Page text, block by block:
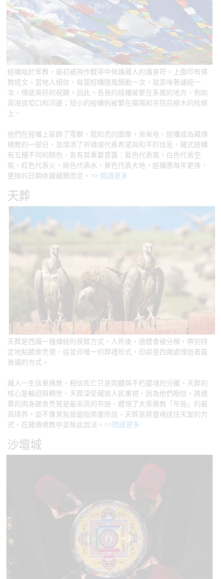
經幡始於苯教，最初被用作戰爭中保護藏人的護身符。上面印有佛
教經文。當地人相信，每當經幡隨風飄動一次，就意味著誦經一
次，傳遞美好的祝願。因此，長長的經幡被繫在多風的地方，例如
高海拔埡口和河邊；短小的經幡則被繫在廣場和寺院前樹木的枝條
上。
他們在經幡上裝飾了雪獅、龍和虎的圖像。漸漸地，經幡成為藏傳
佛教的一部分，並增添了祈禱或代表希望與和平的信息。藏式經幡
有五種不同的顏色，各有其重要意義：藍色代表風，白色代表空
氣，紅色代表火，綠色代表水，黃色代表大地。經幡應每年更換，
更換的日期依據藏曆而定。 >> 閱讀更多
天葬
天葬是西藏一種傳統的喪葬方式。人死後，遺體會被分解，帶到特
定地點餵食禿鷲。這並非唯一的葬禮形式，但卻是西藏處理逝者最
普遍的方式。
藏人一生信奉佛教，相信死亡只是肉體與不朽靈魂的分離。天葬的
核心是輪迴與轉世。天葬深受藏族人民重視，因為他們相信，將遺
棄的肉身餵食禿鷲是最崇高的布施，體現了大乘佛教「布施」的最
高境界。並不像某些旅遊指南書所說，天葬是將靈魂送往天堂的方
式。在藏傳佛教中並無此說法。 >>閱讀更多
沙壇城